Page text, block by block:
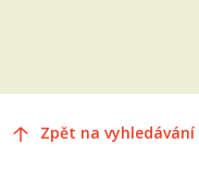
Zpět na vyhledávání